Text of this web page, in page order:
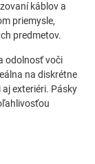
káblov a
priemysle,
predmetov.
odolnosť voči
na diskrétne
exteriéri. Pásky